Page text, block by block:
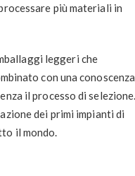
più materiali in
leggeri che
con una conoscenza
il processo di selezione.
dei primi impianti di
il mondo.